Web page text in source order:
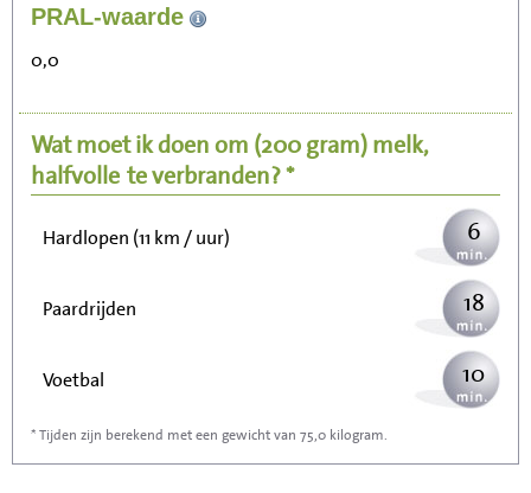
PRAL-waarde
0,0
Wat moet ik doen om (200 gram)melk,
halfvolle te verbranden? *
Zitten, tv kijken
Wandelen (5 km/uur)
Hardlopen (11 km / uur) 6
Paardrijden 18
Voetbal 10
Stofzuigen
* Tijden zijn berekend met een gewicht van 75,0 kilogram.